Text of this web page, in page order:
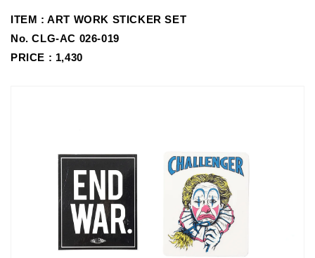
ITEM : ART WORK STICKER SET
No.CLG-AC 026-019
PRICE : 1,430